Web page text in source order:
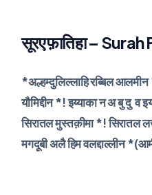
सूरए फ़ातिहा –
*अल्हम्दुलिल्लाहि रब्बिल आलमीन
यौमिद्दीन *! इय्याका न अ बु दु व
सिरातल मुस्तक़ीमा *! सिरातल
मगदूबी अलै हिम वलद्दाल्लीन